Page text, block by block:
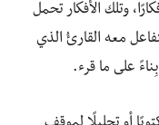
وتلك الأفكار تحمل
معه القارئُ الذي
على ما قرء.